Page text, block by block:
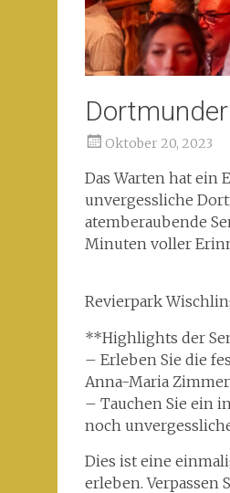
Oktober 20, 2023
Das Warten hat ein
unvergessliche
atemberaubende
Minuten voller
Revierpark
**Highlights der
– Erleben Sie die
Anna-Maria
– Tauchen Sie ein
noch
Dies ist eine
erleben. Verpassen